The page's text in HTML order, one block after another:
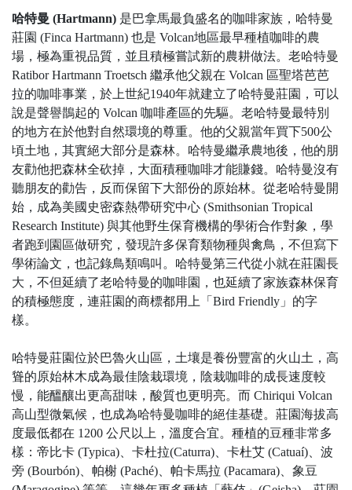
哈特曼 (Hartmann) 是巴拿馬最負盛名的咖啡家族，哈特曼
莊園 (Finca Hartmann) 也是 Volcan地區最早種植咖啡的農
場，極為重視品質，並且積極嘗試新的農耕做法。老哈特曼
Ratibor Hartmann Troetsch 繼承他父親在 Volcan 區聖塔芭芭
拉的咖啡事業，於上世紀1940年就建立了哈特曼莊園，可以
說是聲譽鵲起的 Volcan 咖啡產區的先驅。老哈特曼最特別
的地方在於他對自然環境的尊重。他的父親當年買下500公
頃土地，其實絕大部分是森林。哈特曼繼承農地後，他的朋
友勸他把森林全砍掉，大面積種咖啡才能賺錢。哈特曼沒有
聽朋友的勸告，反而保留下大部份的原始林。從老哈特曼開
始，成為美國史密森熱帶研究中心 (Smithsonian Tropical
Research Institute) 與其他野生保育機構的學術合作對象，學
者跑到園區做研究，發現許多保育類物種與禽鳥，不但寫下
學術論文，也記錄鳥類鳴叫。哈特曼第三代從小就在莊園長
大，不但延續了老哈特曼的咖啡園，也延續了家族森林保育
的積極態度，連莊園的商標都用上「Bird Friendly」的字
樣。
哈特曼莊園位於巴魯火山區，土壤是養份豐富的火山土，高
聳的原始林木成為最佳陰栽環境，陰栽咖啡的成長速度較
慢，能醞釀出更高甜味，酸質也更明亮。而 Chiriqui Volcan
高山型微氣候，也成為哈特曼咖啡的絕佳基礎。莊園海拔高
度最低都在 1200 公尺以上，溫度合宜。種植的豆種非常多
樣：帝比卡 (Typica)、卡杜拉(Caturra)、卡杜艾 (Catuaí)、波
旁 (Bourbón)、帕榭 (Paché)、帕卡馬拉 (Pacamara)、象豆